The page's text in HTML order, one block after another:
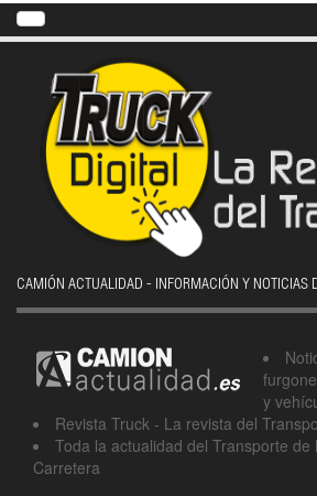
CAMIÓN ACTUALIDAD - INFORMACIÓN Y NOTICIAS
y
Revista Truck - La revista del
Toda la actualidad del Transporte
Carretera